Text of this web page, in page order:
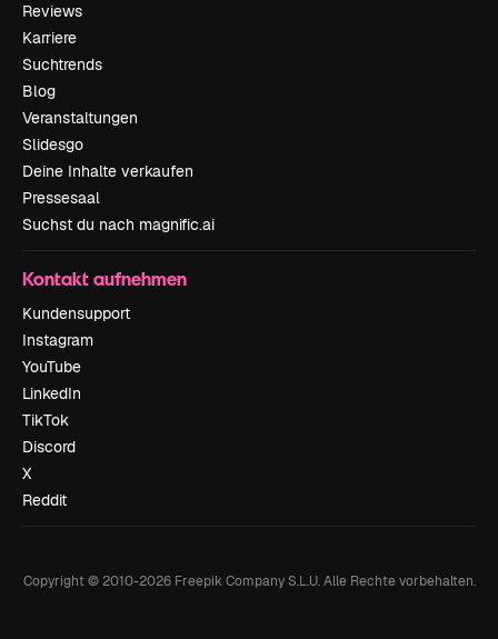
Reviews
Karriere
Suchtrends
Blog
Veranstaltungen
Slidesgo
Deine Inhalte verkaufen
Pressesaal
Suchst du nach magnific.ai
Kontakt aufnehmen
Kundensupport
Instagram
YouTube
LinkedIn
TikTok
Discord
X
Reddit
Copyright © 2010-2026Freepik Company S.L.U. Alle Rechte vorbehalten.